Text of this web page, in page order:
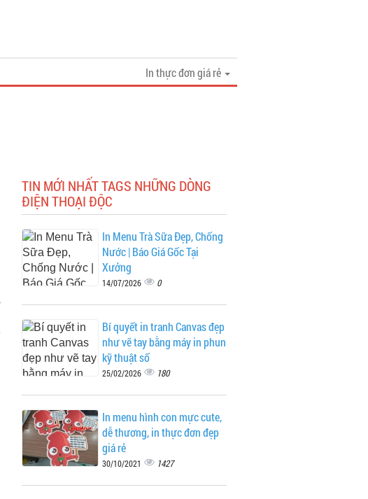
In thực đơn giá rẻ
TIN MỚI NHẤT TAGS NHỮNG DÒNG
ĐIỆN THOẠI ĐỘC
In Menu Trà Sữa Đẹp, Chống
Nước | Báo Giá Gốc Tại
Xưởng
14/07/2026 0
Bí quyết in tranh Canvas đẹp
như vẽ tay bằng máy in phun
kỹ thuật số
25/02/2026 180
In menu hình con mực cute,
dễ thương, in thực đơn đẹp
giá rẻ
30/10/2021 1427